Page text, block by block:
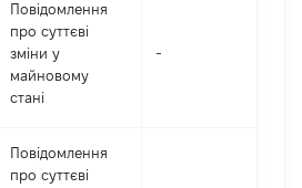
Повідомлення
про суттєві
зміни y
майновому
стані
-
Повідомлення
про суттєві